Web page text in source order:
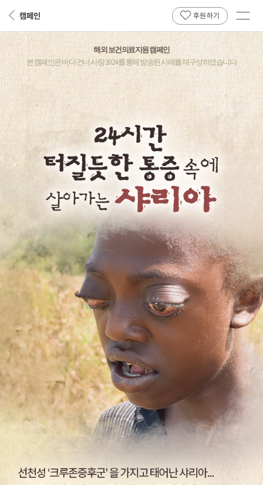
뒤
이
캠페인 후원하기
전체
메뉴
보기
해외 보건의료지원 캠페인
본 캠페인은 바다 건너 사랑 2024를 통해 방송된 사례를 재구성하였습니다.